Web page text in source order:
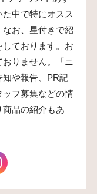
中で特にオスス
なお、星付きで紹
ております。お
りません。「ニ
知や報告、PR記
フ募集などの情
品の紹介もあ